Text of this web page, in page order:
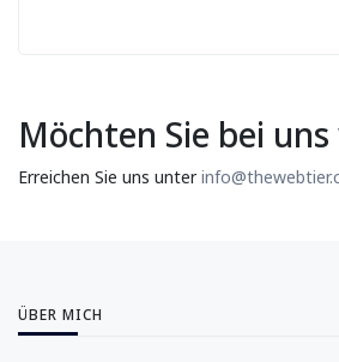
Möchten Sie bei
Erreichen Sie uns unter
ÜBER MICH